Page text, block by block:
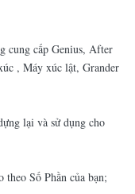
cung cấp Genius, After
, Máy xúc lật, Grander
lại và sử dụng cho
theo Số Phần của bạn;